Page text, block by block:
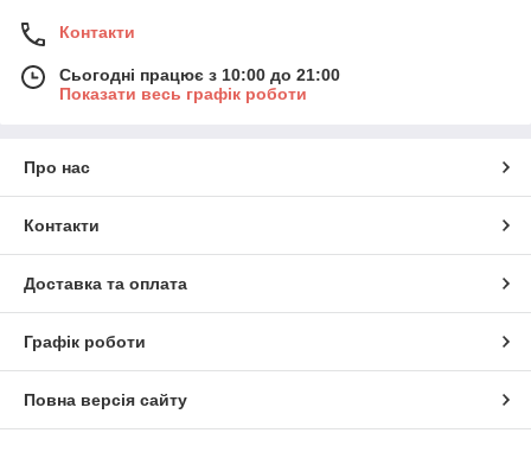
Контакти
Сьогодні працює з 10:00 до 21:00
Показати весь графік роботи
Про нас
Контакти
Доставка та оплата
Графік роботи
Повна версія сайту